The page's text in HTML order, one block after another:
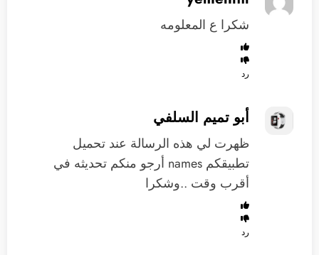
شكرا ع المعلومه
رد
أبو تميم السلفي
ظهرت لي هذه الرسالة عند تحميل
تطبيقكم names أرجو منكم تحديثه في
أقرب وقت ..وشكرا
رد